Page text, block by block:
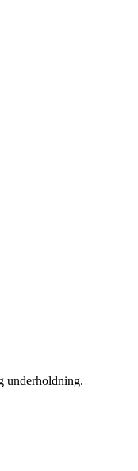
underholdning.